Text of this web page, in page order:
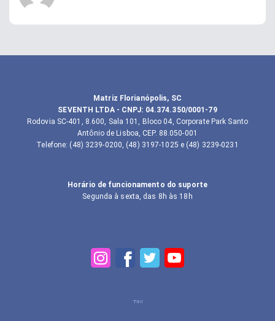
Matriz Florianópolis, SC
SEVENTH LTDA- CNPJ: 04.374.350/0001-79
Rodovia SC-401, 8.600, Sala 101, Bloco 04, Corporate Park Santo
Antônio de Lisboa, CEP. 88.050-001
Telefone: (48) 3239-0200, (48) 3197-1025 e (48) 3239-0231
Horário de funcionamento do suporte
Segunda à sexta, das 8h às 18h